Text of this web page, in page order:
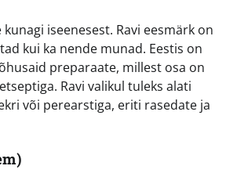
iseenesest. Ravi eesmärk on
kui ka nende munad. Eestis on
preparaate, millest osa on
Ravi valikul tuleks alati
või perearstiga, eriti rasedate ja